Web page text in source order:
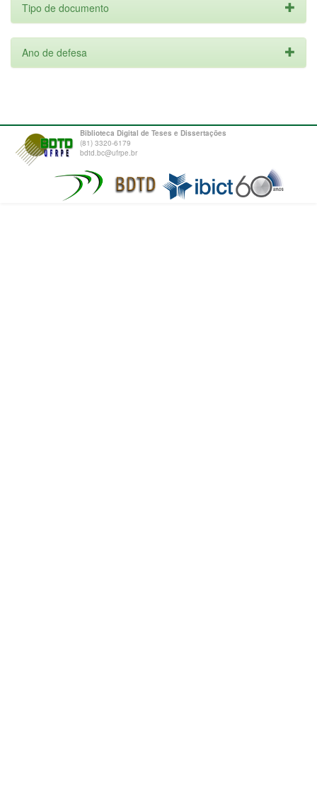
Tipo de documento
Ano de defesa
Biblioteca Digital de Teses e Dissertações
(81) 3320-6179
bdtd.bc@ufrpe.br